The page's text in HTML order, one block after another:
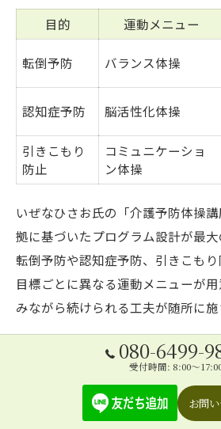
目的 運動メニュー
転倒予防 バランス体操
認知症予防 脳活性化体操
引きこもり
防止
コミュニケーショ
ン体操
いぜなひさお氏の「介護予防体操
拠に基づいたプログラム設計が最大
転倒予防や認知症予防、引きこも
目標ごとに異なる運動メニューが用
みながら続けられる工夫が随所に施
笑いを取り入れたレクリエーショ
士のコミュニケーションを促す内
でも安心して参加できます。
また、専門家のサポートがあるこ
080-6499-
受付時間: 8:00～
お問